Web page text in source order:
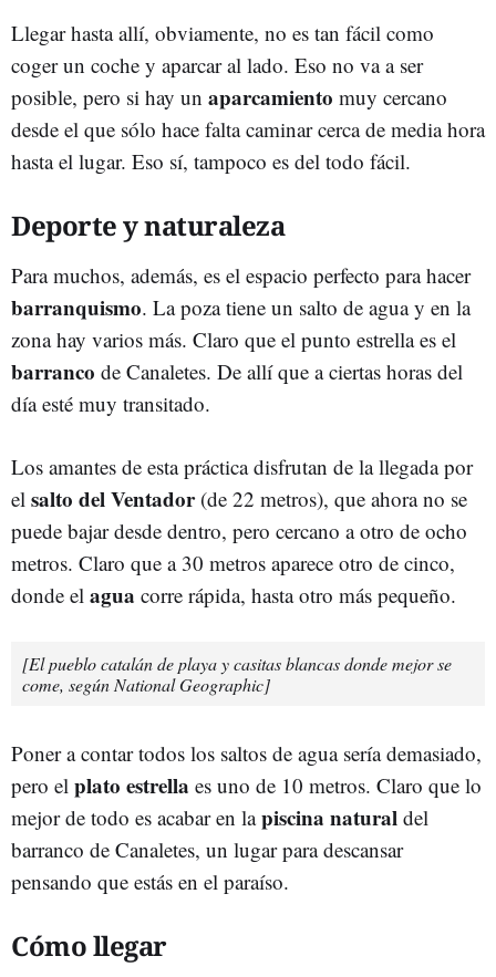
Llegar hasta allí, obviamente, no es tan fácil como
coger un coche y aparcar al lado. Eso no va a ser
posible, pero si hay un aparcamiento muy cercano
desde el que sólo hace falta caminar cerca de media hora
hasta el lugar. Eso sí, tampoco es del todo fácil.
Deporte y naturaleza
Para muchos, además, es el espacio perfecto para hacer
barranquismo. La poza tiene un salto de agua y en la
zona hay varios más. Claro que el punto estrella es el
barranco de Canaletes. De allí que a ciertas horas del
día esté muy transitado.
Los amantes de esta práctica disfrutan de la llegada por
el salto del Ventador(de 22 metros), que ahora no se
puede bajar desde dentro, pero cercano a otro de ocho
metros. Claro que a 30 metros aparece otro de cinco,
donde el agua corre rápida, hasta otro más pequeño.
[El pueblo catalán de playa y casitas blancas donde mejor se
come, según National Geographic]
Poner a contar todos los saltos de agua sería demasiado,
pero el plato estrella es uno de 10 metros. Claro que lo
mejor de todo es acabar en lapiscina natural del
barranco de Canaletes, un lugar para descansar
pensando que estás en el paraíso.
Cómo llegar